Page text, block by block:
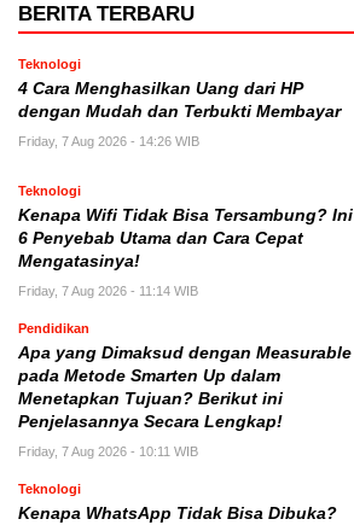
BERITA TERBARU
Teknologi
4 Cara Menghasilkan Uang dari HP
dengan Mudah dan Terbukti Membayar
Friday, 7 Aug 2026 - 14:26 WIB
Teknologi
Kenapa Wifi Tidak Bisa Tersambung? Ini
6 Penyebab Utama dan Cara Cepat
Mengatasinya!
Friday, 7 Aug 2026 - 11:14 WIB
Pendidikan
Apa yang Dimaksud dengan Measurable
pada Metode Smarten Up dalam
Menetapkan Tujuan? Berikut ini
Penjelasannya Secara Lengkap!
Friday, 7 Aug 2026 - 10:11 WIB
Teknologi
Kenapa WhatsApp Tidak Bisa Dibuka?